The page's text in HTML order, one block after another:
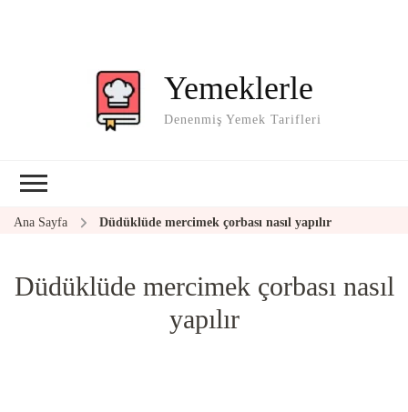
Yemeklerle
Denenmiş Yemek Tarifleri
Ana Sayfa Düdüklüde mercimek çorbası nasıl yapılır
Düdüklüde mercimek çorbası nasıl
yapılır